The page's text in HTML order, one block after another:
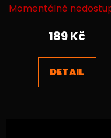
produktu
4,2
z
Momentálně
189 Kč
DETAIL